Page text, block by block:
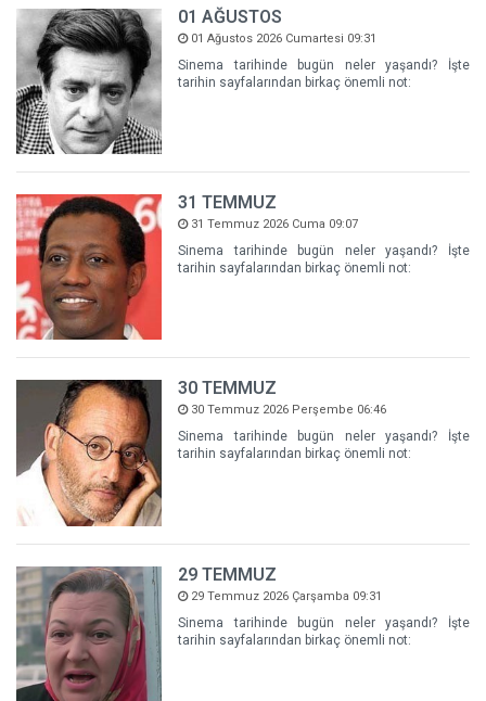
01 AĞUSTOS
01 Ağustos 2026 Cumartesi 09:31
Sinema tarihinde bugün neler yaşandı? İşte
tarihin sayfalarından birkaç önemli not:
31 TEMMUZ
31 Temmuz 2026 Cuma 09:07
Sinema tarihinde bugün neler yaşandı? İşte
tarihin sayfalarından birkaç önemli not:
30 TEMMUZ
30 Temmuz 2026 Perşembe 06:46
Sinema tarihinde bugün neler yaşandı? İşte
tarihin sayfalarından birkaç önemli not:
29 TEMMUZ
29 Temmuz 2026 Çarşamba 09:31
Sinema tarihinde bugün neler yaşandı? İşte
tarihin sayfalarından birkaç önemli not: